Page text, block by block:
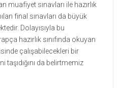
muafiyet sınavları ile hazırlık
final sınavları da büyük
Dolayısıyla bu
hazırlık sınıfında okuyan
çalışabilecekleri bir
taşıdığını da belirtmemiz